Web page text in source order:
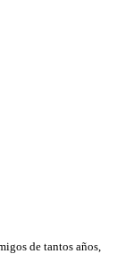
de tantos años,